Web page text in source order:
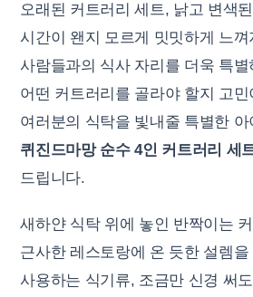
오래된 커트러리 세트, 낡고 변색
시간이 왠지 모르게 밋밋하게 느
사람들과의 식사 자리를 더욱 특
어떤 커트러리를 골라야 할지 고
여러분의 식탁을 빛내줄 특별한 아
퀴진드마망 순수 4인 커트러리 세
드립니다.
새하얀 식탁 위에 놓인 반짝이는
근사한 레스토랑에 온 듯한 설렘
사용하는 식기류, 조금만 신경 써